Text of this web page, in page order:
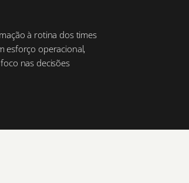
à rotina dos times
esforço operacional,
nas decisões